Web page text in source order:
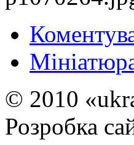
© 2010
Розробка